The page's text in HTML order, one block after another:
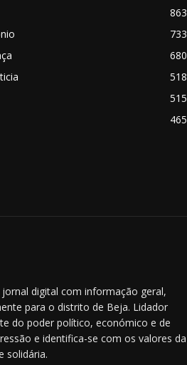
863
733
680
518
515
465
digital com informação geral,
para o distrito de Beja. Lidador
do poder político, económico e de
e identifica-se com os valores da
solidária.